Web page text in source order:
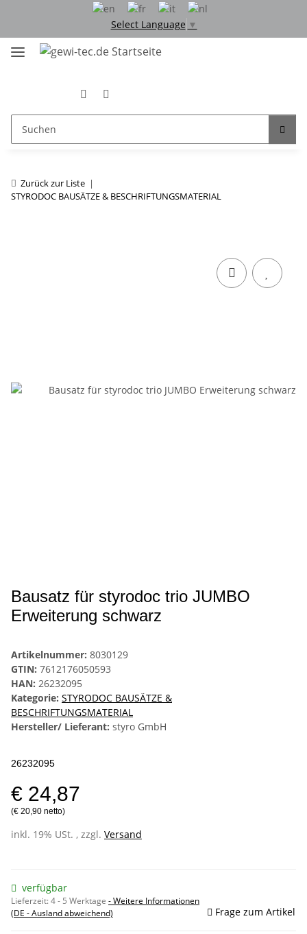
Select Language ▼
Zurück zur Liste
STYRODOC BAUSÄTZE & BESCHRIFTUNGSMATERIAL
Bausatz für styrodoc trio JUMBO
Erweiterung schwarz
Artikelnummer: 8030129
GTIN: 7612176050593
HAN: 26232095
Kategorie: STYRODOC BAUSÄTZE &
BESCHRIFTUNGSMATERIAL
Hersteller/ Lieferant: styro GmbH
26232095
€ 24,87
(€ 20,90 netto)
inkl. 19% USt. , zzgl. Versand
verfügbar
Lieferzeit:4 - 5 Werktage - Weitere Informationen
(DE - Ausland abweichend)
Frage zum Artikel